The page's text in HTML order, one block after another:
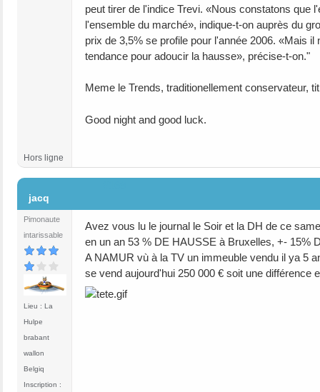
peut tirer de l'indice Trevi. «Nous constatons que
l'ensemble du marché», indique-t-on auprès du
prix de 3,5% se profile pour l'année 2006. «Mais
tendance pour adoucir la hausse», précise-t-on."
Meme le Trends, traditionellement conservateur,
Good night and good luck.
Hors ligne
jacq
Pimonaute
intarissable
Lieu : La
Hulpe
brabant
wallon
Belgiq
Inscription :
Avez vous lu le journal le Soir et la DH de ce
en un an 53 % DE HAUSSE à Bruxelles, +- 15%
A NAMUR vù à la TV un immeuble vendu il ya 5
se vend aujourd'hui 250 000 € soit une différence